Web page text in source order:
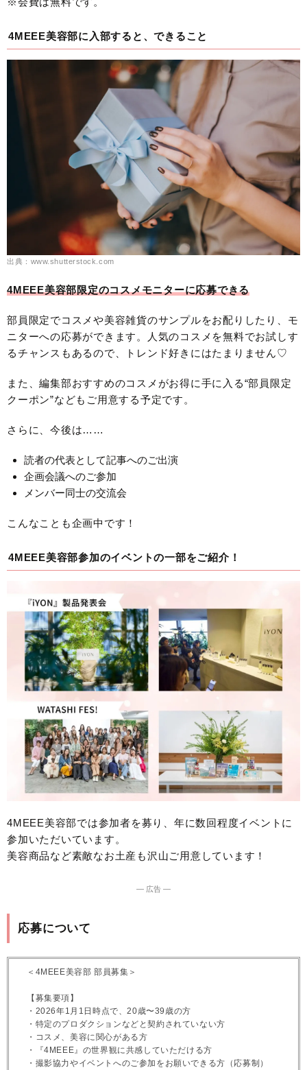
4MEEE美容部に入部すると、できること
出典：www.shutterstock.com
4MEEE美容部限定のコスメモニターに応募できる
部員限定でコスメや美容雑貨のサンプルをお配りしたり、モ
ニターへの応募ができます。人気のコスメを無料でお試しす
るチャンスもあるので、トレンド好きにはたまりません♡
また、編集部おすすめのコスメがお得に手に入る“部員限定
クーポン”などもご用意する予定です。
さらに、今後は……
読者の代表として記事へのご出演
企画会議へのご参加
メンバー同士の交流会
こんなことも企画中です！
4MEEE美容部参加のイベントの一部をご紹介！
4MEEE美容部では参加者を募り、年に数回程度イベントに
参加いただいています。
美容商品など素敵なお土産も沢山ご用意しています！
― 広告 ―
応募について
＜4MEEE美容部 部員募集＞
【募集要項】
・2026年1月1日時点で、20歳〜39歳の方
・特定のプロダクションなどと契約されていない方
・コスメ、美容に関心がある方
・『4MEEE』の世界観に共感していただける方
・撮影協力やイベントへのご参加をお願いできる方（応募制）